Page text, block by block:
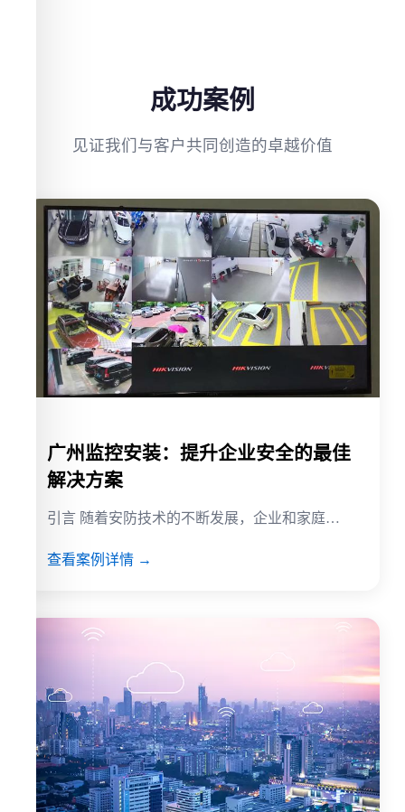
成功案例
见证我们与客户共同创造的卓越价值
广州监控安装：提升企业安全的最佳
解决方案
引言 随着安防技术的不断发展，企业和家庭…
查看案例详情 →